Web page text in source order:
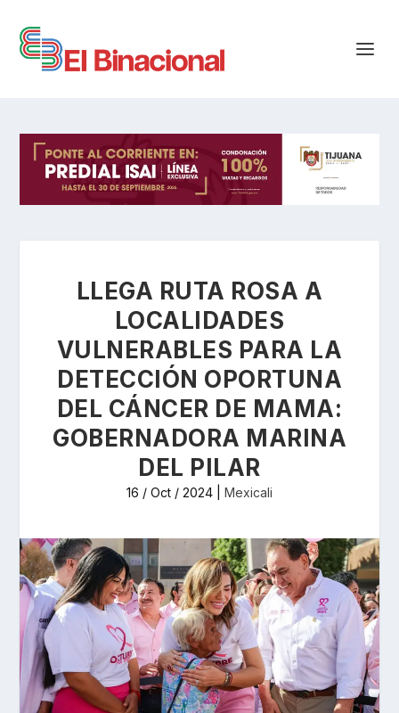
LLEGA RUTA ROSA A
LOCALIDADES
VULNERABLES PARA LA
DETECCIÓN OPORTUNA
DEL CÁNCER DE MAMA:
GOBERNADORA MARINA
DEL PILAR
16 / Oct / 2024 Mexicali